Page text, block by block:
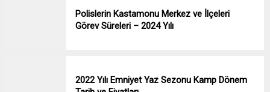
Polislerin Kastamonu Merkez ve İlçeleri
Görev Süreleri – 2024 Yılı
2022 Yılı Emniyet Yaz Sezonu Kamp Dönem